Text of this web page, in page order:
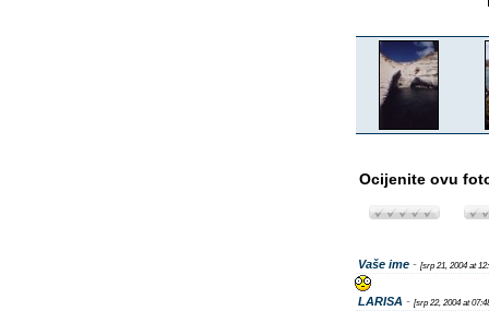
Ocijenite ovu
Vaše ime - [srp 21, 2004 at
LARISA - [srp 22, 2004 at